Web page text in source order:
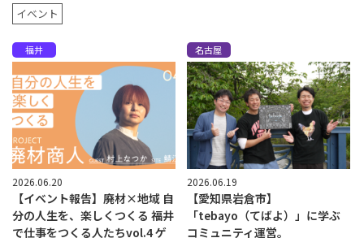
イベント
福井
2026.06.20
【イベント報告】廃材×地域 自
分の人生を、楽しくつくる 福井
で仕事をつくる人たちvol.4 ゲ
名古屋
2026.06.19
【愛知県岩倉市】
「tebayo（てばよ）」に学ぶ
コミュニティ運営。